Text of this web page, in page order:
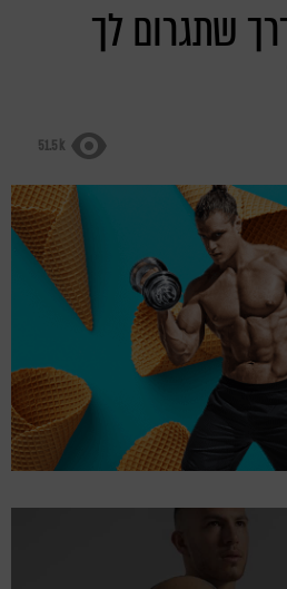
שתגרום לך
51.5k